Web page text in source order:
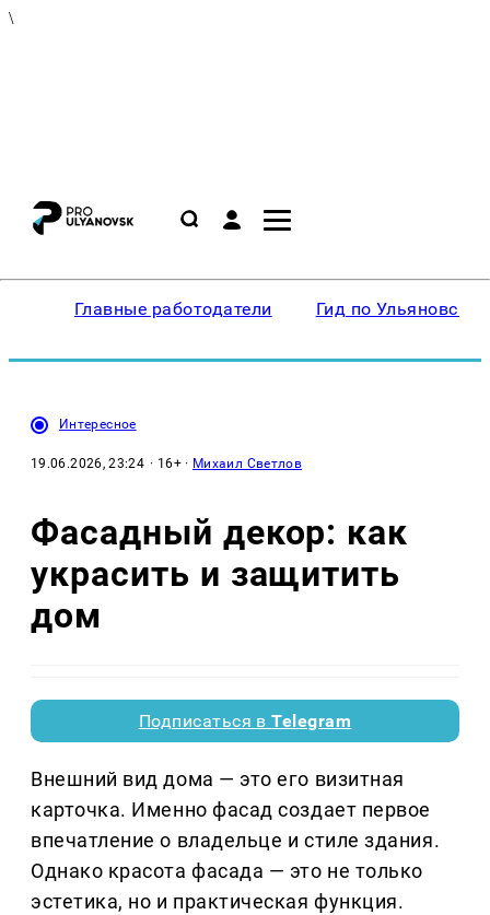
\
Главные работодатели Гид по Ульяновску
Интересное
19.06.2026, 23:24 · 16+ · Михаил Светлов
Фасадный декор: как
украсить и защитить
дом
Подписаться вTelegram
Внешний вид дома — это его визитная
карточка. Именно фасад создает первое
впечатление о владельце и стиле здания.
Однако красота фасада — это не только
эстетика, но и практическая функция.